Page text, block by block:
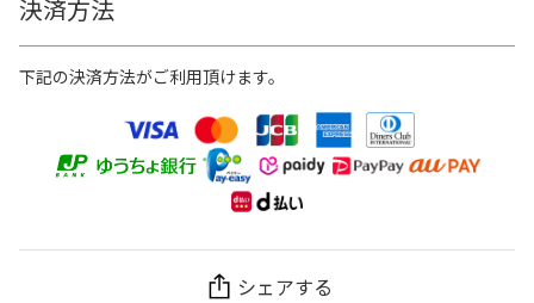
決済方法
下記の決済方法がご利用頂けます。
シェアする